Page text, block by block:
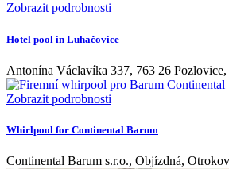
Zobrazit podrobnosti
Hotel pool in Luhačovice
Antonína Václavíka 337, 763 26 Pozlovice,
Zobrazit podrobnosti
Whirlpool for Continental Barum
Continental Barum s.r.o., Objízdná,